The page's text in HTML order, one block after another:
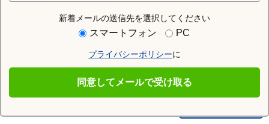
新着メールの送信先を選択してください
スマートフォン PC
プライバシーポリシーに
同意してメールで受け取る